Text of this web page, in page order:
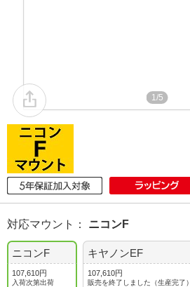
1/5
対応マウント ： ニコンF
ニコンF
107,610円
入荷次第出荷
キヤノンEF
107,610円
販売を終了しました（生産完了）